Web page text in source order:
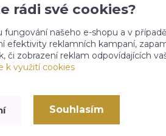
sběr cookies.
Eshop-rychle.cz
rádi své cookies?
našeho e-shopu a v
efektivity reklamních kampaní,
či zobrazení reklam odpovídajících
k využití cookies
Souhlasím